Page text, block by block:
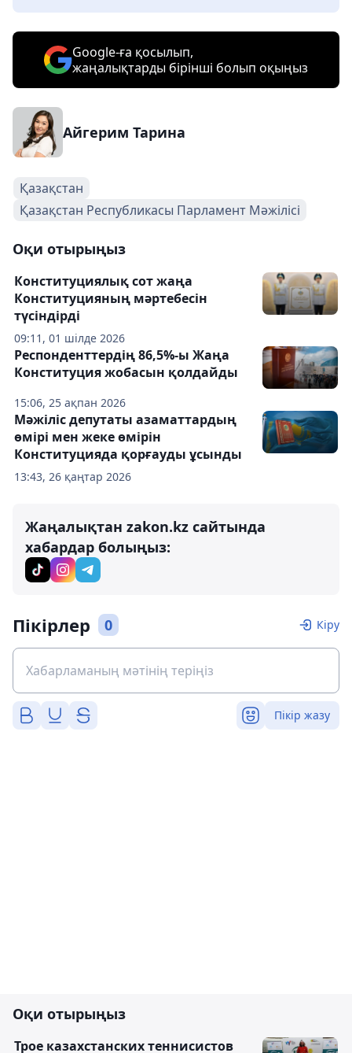
Google-ға қосылып,
жаңалықтарды бірінші болып оқыңыз
Айгерим Тарина
Қазақстан
Қазақстан Республикасы Парламент Мәжілісі
Оқи отырыңыз
09:11, 01 шілде 2026
Конституциялық сот жаңа
Конституцияның мәртебесін
түсіндірді
15:06, 25 ақпан 2026
Респонденттердің 86,5%-ы Жаңа
Конституция жобасын қолдайды
13:43, 26 қаңтар 2026
Мәжіліс депутаты азаматтардың
өмірі мен жеке өмірін
Конституцияда қорғауды ұсынды
Жаңалықтан zakon.kz сайтында
хабардар болыңыз:
Пікірлер 0 Кіру
Пікір жазу
Оқи отырыңыз
Трое казахстанских теннисистов